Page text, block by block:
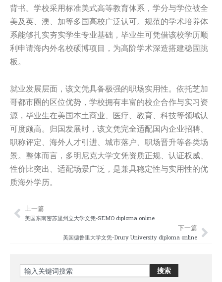
背书。学校采用标准美式高等教育体系，学分与学位被全
美及英、澳、加等多国高校广泛认可。规范的学术培养体
系能够扎实夯实学生专业基础，毕业生可凭借该校学历顺
利申请海内外名校硕博项目，为高阶学术深造搭建稳固跳
板。
就业发展层面，该文凭具备极强的职场实用性。依托芝加
哥都市圈的区位优势，学校拥有丰富的校企合作与实习资
源，毕业生在美国本土商业、医疗、教育、科技等领域认
可度颇高。归国发展时，该文凭完全适配国内企业招聘、
职称评定、海外人才引进、城市落户、职场晋升等各类场
景。整体而言，多明尼克大学文凭资质正规、认证权威、
性价比突出、适配场景广泛，是兼具稳定性与实用性的优
质海外学历。
Prev
上一篇
美国东南密苏里州立大学文凭-SEMO diploma online
下一篇
美国德鲁里大学文凭-Drury University diploma online
Search 搜索